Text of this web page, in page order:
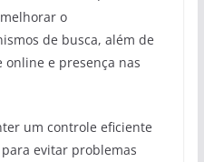
o
de busca, além de
e presença nas
um controle eficiente
evitar problemas